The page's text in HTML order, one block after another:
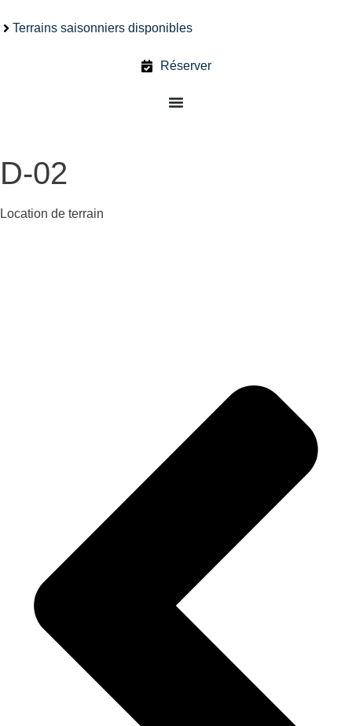
Terrains saisonniers disponibles
Réserver
D-02
Location de terrain